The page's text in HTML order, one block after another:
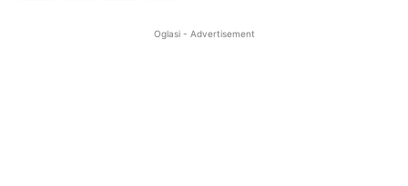
Oglasi - Advertisement